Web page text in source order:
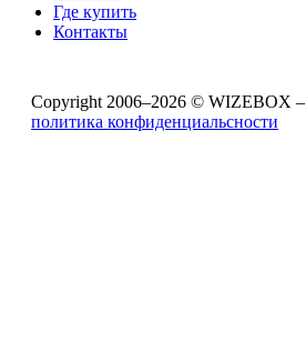
Где купить
Контакты
Copyright 2006–2026 © WIZEBOX –
политика конфиденциальсности